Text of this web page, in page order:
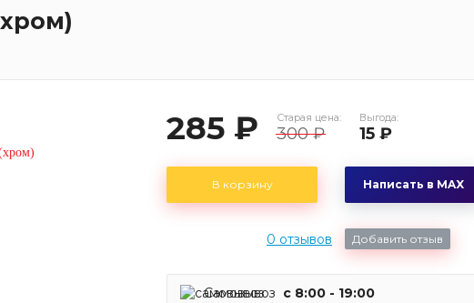
285 ₽ Старая цена:
300 ₽
Выгода:
15 ₽
В корзину Написать в MAX
0 отзывов Добавить отзыв
Самовывоз c 8:00 - 19:00